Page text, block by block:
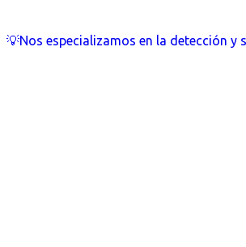
💡Nos especializamos en la detección y